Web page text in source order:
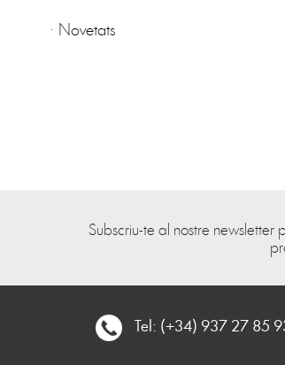
· Novetats
Subscriu-te al nostre newsletter
Tel: (+34) 937 27 85